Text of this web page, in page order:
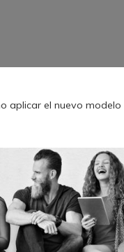
aplicar el nuevo